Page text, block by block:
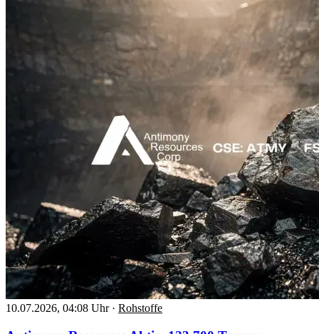
10.07.2026, 04:08 Uhr · Rohstoffe